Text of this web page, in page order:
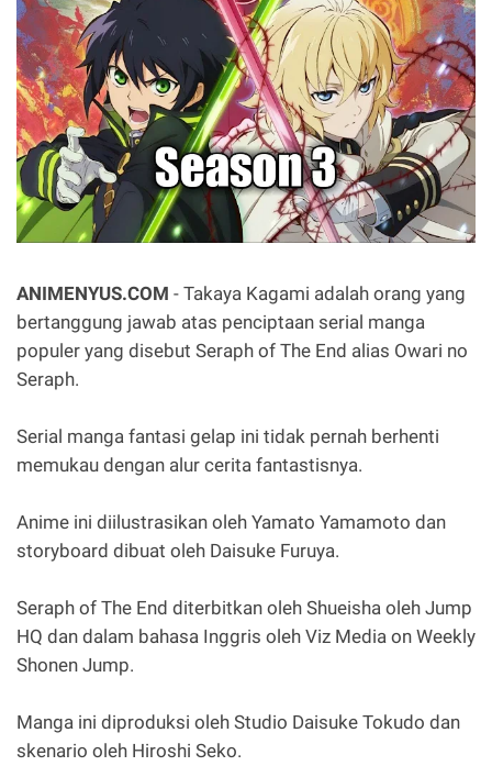
ANIMENYUS.COM - Takaya Kagami adalah orang yang
bertanggung jawab atas penciptaan serial manga
populer yang disebut Seraph of The End alias Owari no
Seraph.
Serial manga fantasi gelap ini tidak pernah berhenti
memukau dengan alur cerita fantastisnya.
Anime ini diilustrasikan oleh Yamato Yamamoto dan
storyboard dibuat oleh Daisuke Furuya.
Seraph of The End diterbitkan oleh Shueisha oleh Jump
HQ dan dalam bahasa Inggris oleh Viz Media on Weekly
Shonen Jump.
Manga ini diproduksi oleh Studio Daisuke Tokudo dan
skenario oleh Hiroshi Seko.